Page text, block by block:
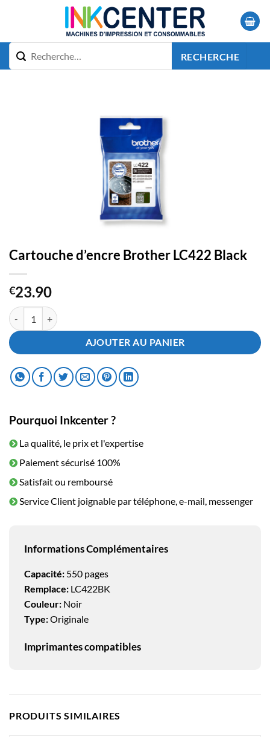
RECHERCHE
Cartouche d’encre Brother LC422 Black
€23.90
quantité de Cartouche d'encre Brother LC422 Black
AJOUTER AU PANIER
Pourquoi Inkcenter ?
La qualité, le prix et l'expertise
Paiement sécurisé 100%
Satisfait ou remboursé
Service Client joignable par téléphone, e-mail, messenger
Informations Complémentaires
Capacité: 550 pages
Remplace: LC422BK
Couleur: Noir
Type:Originale
Imprimantes compatibles
PRODUITS SIMILAIRES